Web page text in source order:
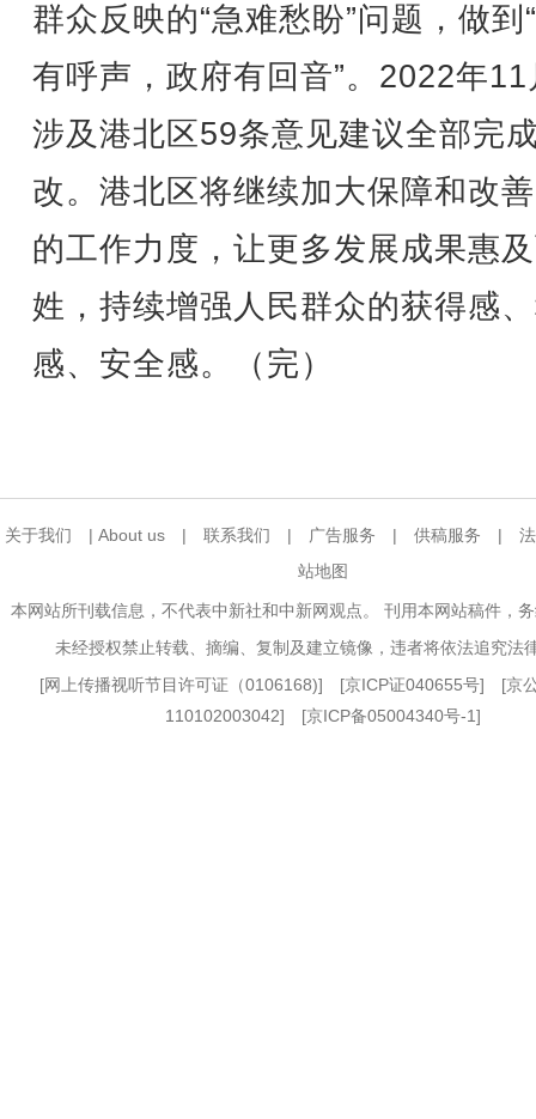
群众反映的“急难愁盼”问题，做到
有呼声，政府有回音”。2022年11
涉及港北区59条意见建议全部完
改。港北区将继续加大保障和改
的工作力度，让更多发展成果惠
姓，持续增强人民群众的获得感
感、安全感。（完）
关于我们 | About us | 联系我们 | 广告服务 | 供稿服务 |
站地图
本网站所刊载信息，不代表中新社和中新网观点。 刊用本网站稿件，
未经授权禁止转载、摘编、复制及建立镜像，违者将依法追究法
[网上传播视听节目许可证（0106168)] [京ICP证040655号] [京
110102003042] [京ICP备05004340号-1]